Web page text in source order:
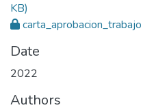
KB)
Date
2022
Authors